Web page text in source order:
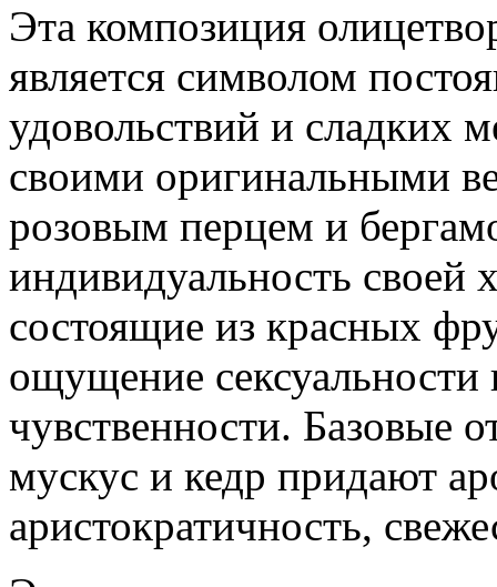
Эта композиция
является символом
удовольствий и сладких
своими оригинальными
розовым перцем и
индивидуальность своей
состоящие из красных
ощущение
чувственности. Базовые
мускус и кедр придают
аристократичность,